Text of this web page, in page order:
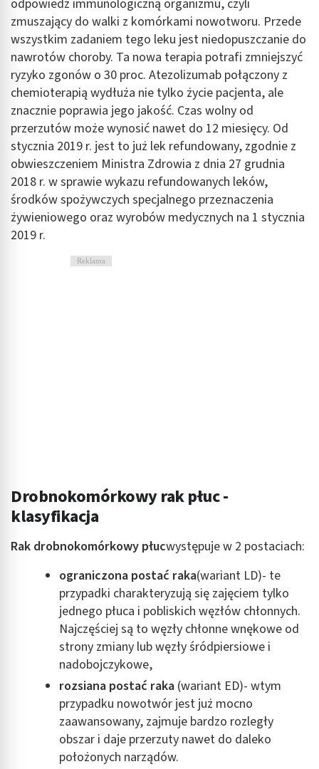
odpowiedź immunologiczną organizmu, czyli
zmuszający do walki z komórkami nowotworu. Przede
wszystkim zadaniem tego leku jest niedopuszczanie do
nawrotów choroby. Ta nowa terapia potrafi zmniejszyć
ryzyko zgonów o 30 proc. Atezolizumab połączony z
chemioterapią wydłuża nie tylko życie pacjenta, ale
znacznie poprawia jego jakość. Czas wolny od
przerzutów może wynosić nawet do 12 miesięcy. Od
stycznia 2019 r. jest to już lek refundowany, zgodnie z
obwieszczeniem Ministra Zdrowia z dnia 27 grudnia
2018 r. w sprawie wykazu refundowanych leków,
środków spożywczych specjalnego przeznaczenia
żywieniowego oraz wyrobów medycznych na 1 stycznia
2019 r.
Reklama
Drobnokomórkowy rak płuc -
klasyfikacja
Rak drobnokomórkowy płucwystępuje w 2 postaciach:
ograniczona postać raka(wariant LD)- te
przypadki charakteryzują się zajęciem tylko
jednego płuca i pobliskich węzłów chłonnych.
Najczęściej są to węzły chłonne wnękowe od
strony zmiany lub węzły śródpiersiowe i
nadobojczykowe,
rozsiana postać raka (wariant ED)- wtym
przypadku nowotwór jest już mocno
zaawansowany, zajmuje bardzo rozległy
obszar i daje przerzuty nawet do daleko
położonych narządów.